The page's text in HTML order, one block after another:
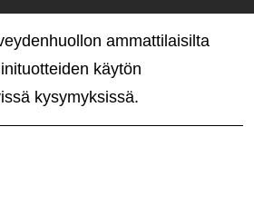
ammattilaisilta
käytön
kysymyksissä.